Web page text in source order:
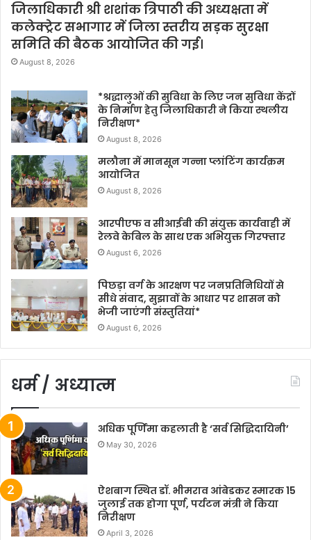
जिलाधिकारी श्री शशांक त्रिपाठी की अध्यक्षता में
कलेक्ट्रेट सभागार में जिला स्तरीय सड़क सुरक्षा
समिति की बैठक आयोजित की गई।
August 8, 2026
*श्रद्धालुओं की सुविधा के लिए जन सुविधा केंद्रों
के निर्माण हेतु जिलाधिकारी ने किया स्थलीय
निरीक्षण*
August 8, 2026
मलौना में मानसून गन्ना प्लांटिंग कार्यक्रम
आयोजित
August 8, 2026
आरपीएफ व सीआईबी की संयुक्त कार्यवाही में
रेलवे केबिल के साथ एक अभियुक्त गिरफ्तार
August 6, 2026
पिछड़ा वर्ग के आरक्षण पर जनप्रतिनिधियों से
सीधे संवाद, सुझावों के आधार पर शासन को
भेजी जाएंगी संस्तुतियां*
August 6, 2026
धर्म / अध्यात्म
अधिक पूर्णिमा कहलाती है ‘सर्व सिद्धिदायिनी’
May 30, 2026
ऐशबाग स्थित डॉ. भीमराव आंबेडकर स्मारक 15
जुलाई तक होगा पूर्ण, पर्यटन मंत्री ने किया
निरीक्षण
April 3, 2026